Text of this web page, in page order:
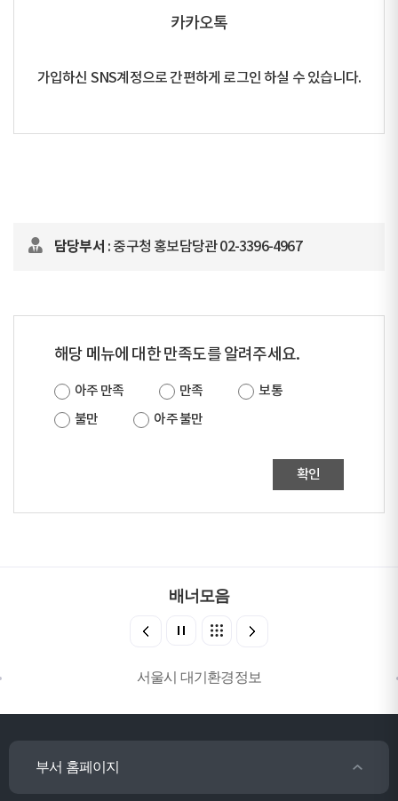
카카오톡
가입하신 SNS계정으로 간편하게 로그인 하실 수 있습니다.
담당부서 : 중구청 홍보담당관 02-3396-4967
해당 메뉴에 대한 만족도를 알려주세요.
아주 만족 만족
보통
불만
아주 불만
확인
배너모음
서울시 대기환경정보
부서 홈페이지